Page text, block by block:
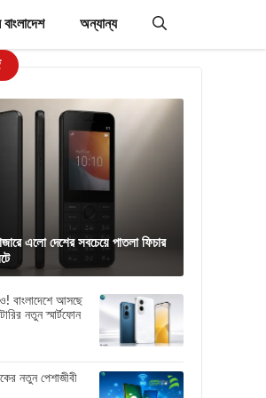
অন্যান্য
এলো দেশের সবচেয়ে পাতলা ফিচার
বাংলাদেশে আসছে
নতুন স্মার্টফোন
নতুন পেশাজীবী